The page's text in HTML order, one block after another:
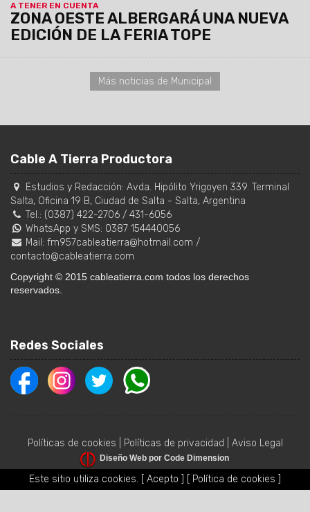
Este sitio utiliza cookies. [ Acepto ] [ Política de cookies ]
A TENER EN CUENTA
ZONA OESTE ALBERGARÁ UNA NUEVA
EDICIÓN DE LA FERIA TOPE
Más noticias de Municipal
Cable A Tierra Productora
Estudios y Redacción: Avda. Hipólito Yrigoyen 339. Terminal
Salta, Oficina 19 B, Ciudad de Salta - Salta, Argentina
Tel.: (0387) 422-2706 / 431-6056
WhatsApp y SMS: 0387 154440056
Mail: fm957cableatierra@hotmail.com /
contacto@cableatierra.com
Copyright © 2015 cableatierra.com todos los derechos
reservados.
Redes Sociales
Políticas de cookies Políticas de privacidad Aviso Legal
Diseño Web por Code Dimension